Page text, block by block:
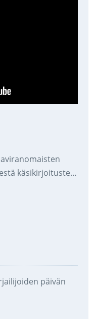
käsikirjoitusten
päivän